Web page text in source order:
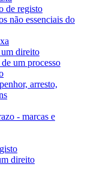
de registo
não essenciais do
um direito
um processo
arresto,
- marcas e
direito